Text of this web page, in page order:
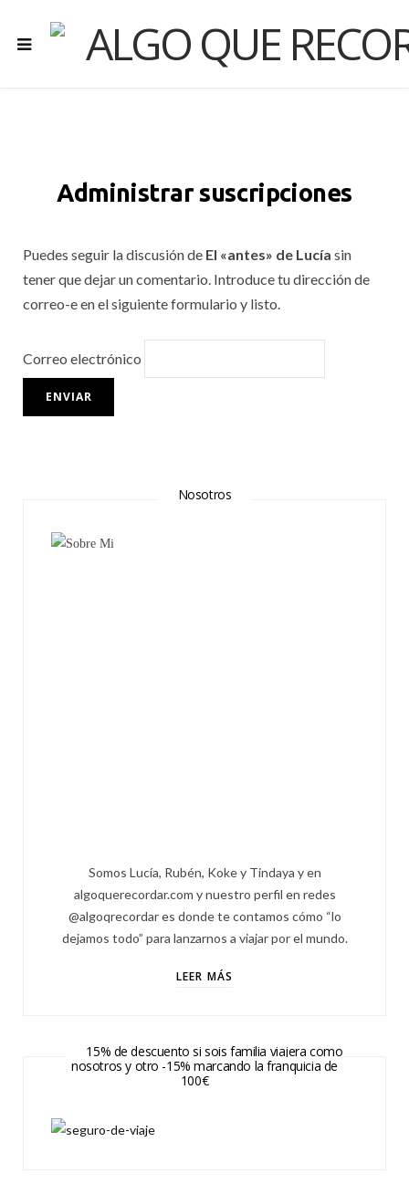
Administrar suscripciones
Puedes seguir la discusión de El «antes» de Lucía sin
tener que dejar un comentario. Introduce tu dirección de
correo-e en el siguiente formulario y listo.
Correo electrónico
Nosotros
Somos Lucía, Rubén, Koke y Tindaya y en
algoquerecordar.com y nuestro perfil en redes
@algoqrecordar es donde te contamos cómo “lo
dejamos todo” para lanzarnos a viajar por el mundo.
LEER MÁS
15% de descuento si sois familia viajera como
nosotros y otro -15% marcando la franquicia de
100€